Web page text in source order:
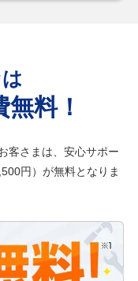
料！
客さまは、安心サポー
円）が無料となりま